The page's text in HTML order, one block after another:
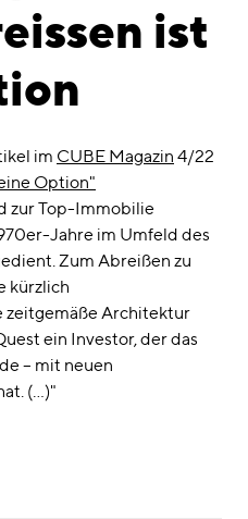
ist
im CUBE Magazin 4/22
Option"
zur Top-Immobilie
Jahre im Umfeld des
Zum Abreißen zu
kürzlich
zeitgemäße Architektur
ein Investor, der das
– mit neuen
(…)"